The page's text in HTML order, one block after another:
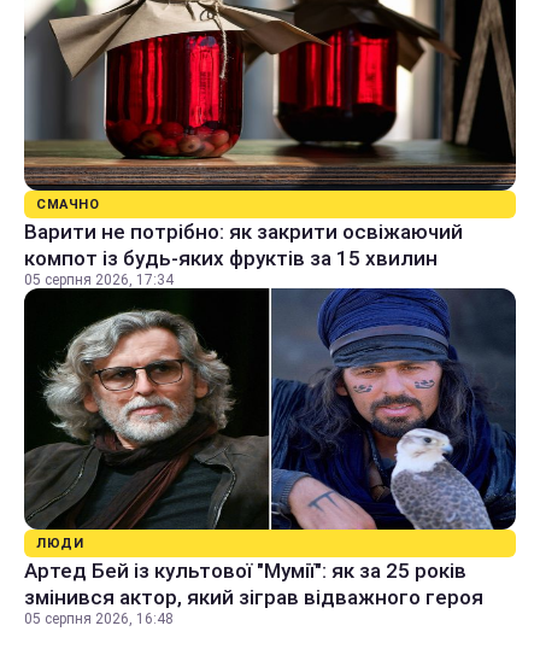
СМАЧНО
Варити не потрібно: як закрити освіжаючий
компот із будь-яких фруктів за 15 хвилин
05 серпня 2026, 17:34
ЛЮДИ
Артед Бей із культової "Мумії": як за 25 років
змінився актор, який зіграв відважного героя
05 серпня 2026, 16:48